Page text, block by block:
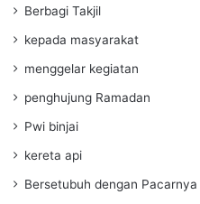
Berbagi Takjil
kepada masyarakat
menggelar kegiatan
penghujung Ramadan
Pwi binjai
kereta api
Bersetubuh dengan Pacarnya